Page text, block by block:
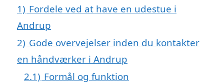
1) Fordele ved at have en udestue i
Andrup
2) Gode overvejelser inden du kontakter
en håndværker i Andrup
2.1) Formål og funktion